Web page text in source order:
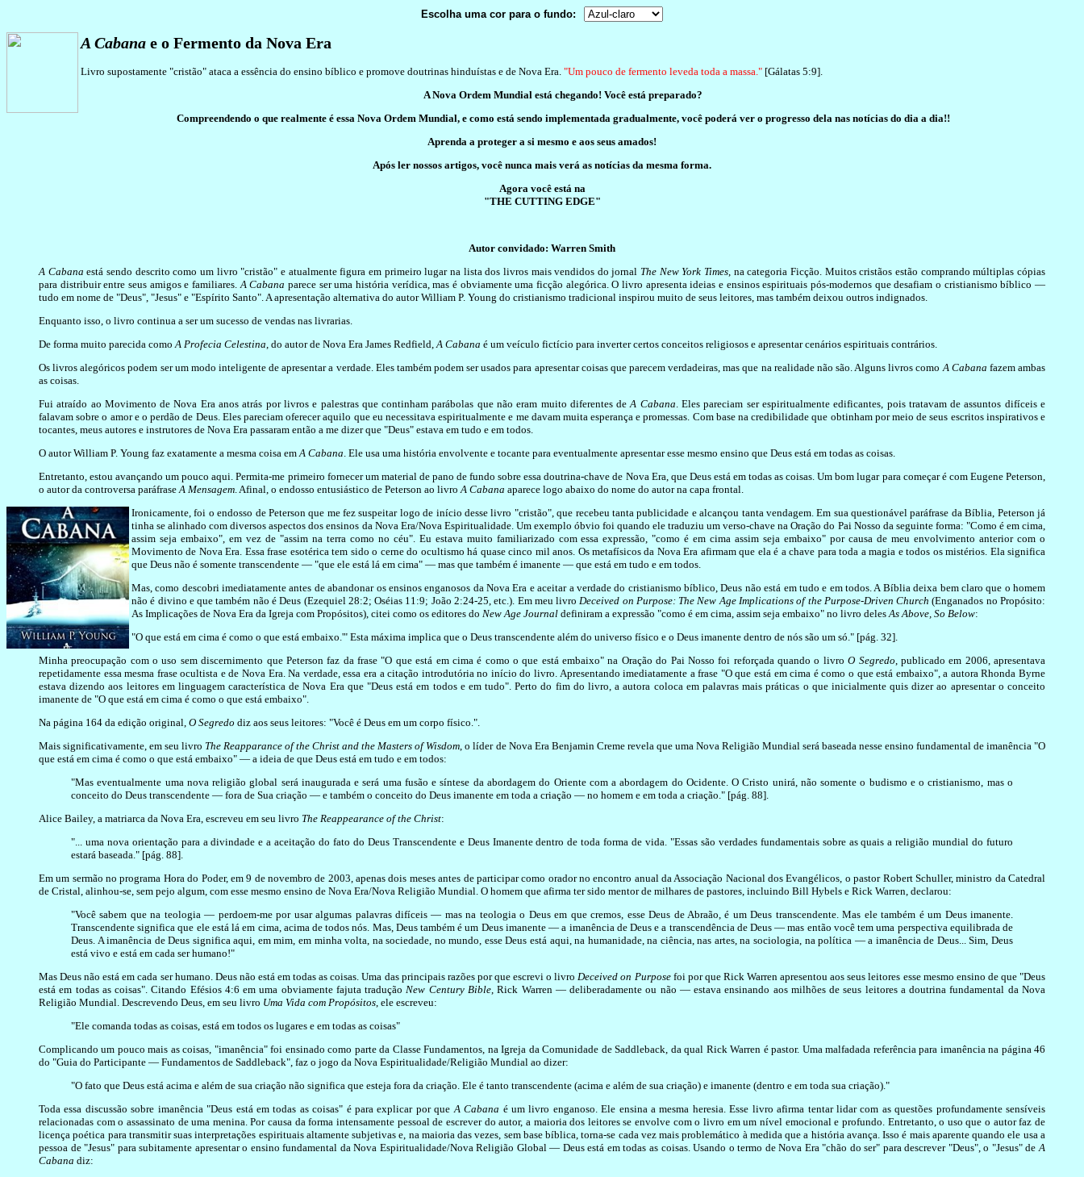
Escolha uma cor para o fundo:
A Cabana e o Fermento da Nova Era
Livro supostamente "cristão" ataca a essência do ensino bíblico e promove doutrinas hinduístas e de Nova Era. "Um pouco de fermento leveda toda a massa." [Gálatas 5:9].
A Nova Ordem Mundial está chegando! Você está preparado?
Compreendendo o que realmente é essa Nova Ordem Mundial, e como está sendo implementada gradualmente, você poderá ver o progresso dela nas notícias do dia a dia!!
Aprenda a proteger a si mesmo e aos seus amados!
Após ler nossos artigos, você nunca mais verá as notícias da mesma forma.
Agora você está na
"THE CUTTING EDGE"
Autor convidado: Warren Smith
A Cabana está sendo descrito como um livro "cristão" e atualmente figura em primeiro lugar na lista dos livros mais vendidos do jornal The New York Times, na categoria Ficção. Muitos cristãos estão comprando múltiplas cópias
para distribuir entre seus amigos e familiares.A Cabana parece ser uma história verídica, mas é obviamente uma ficção alegórica. O livro apresenta ideias e ensinos espirituais pós-modernos que desafiam o cristianismo bíblico —
tudo em nome de "Deus", "Jesus" e "Espírito Santo". A apresentação alternativa do autor William P. Young do cristianismo tradicional inspirou muito de seus leitores, mas também deixou outros indignados.
Enquanto isso, o livro continua a ser um sucesso de vendas nas livrarias.
De forma muito parecida comoA Profecia Celestina, do autor de Nova Era James Redfield,A Cabana é um veículo fictício para inverter certos conceitos religiosos e apresentar cenários espirituais contrários.
Os livros alegóricos podem ser um modo inteligente de apresentar a verdade. Eles também podem ser usados para apresentar coisas que parecem verdadeiras, mas que na realidade não são. Alguns livros comoA Cabana fazem ambas
as coisas.
Fui atraído ao Movimento de Nova Era anos atrás por livros e palestras que continham parábolas que não eram muito diferentes deA Cabana. Eles pareciam ser espiritualmente edificantes, pois tratavam de assuntos difíceis e
falavam sobre o amor e o perdão de Deus. Eles pareciam oferecer aquilo que eu necessitava espiritualmente e me davam muita esperança e promessas. Com base na credibilidade que obtinham por meio de seus escritos inspirativos e
tocantes, meus autores e instrutores de Nova Era passaram então a me dizer que "Deus" estava em tudo e em todos.
O autor William P. Young faz exatamente a mesma coisa emA Cabana. Ele usa uma história envolvente e tocante para eventualmente apresentar esse mesmo ensino que Deus está em todas as coisas.
Entretanto, estou avançando um pouco aqui. Permita-me primeiro fornecer um material de pano de fundo sobre essa doutrina-chave de Nova Era, que Deus está em todas as coisas. Um bom lugar para começar é com Eugene Peterson,
o autor da controversa paráfraseA Mensagem. Afinal, o endosso entusiástico de Peterson ao livroA Cabana aparece logo abaixo do nome do autor na capa frontal.
Ironicamente, foi o endosso de Peterson que me fez suspeitar logo de início desse livro "cristão", que recebeu tanta publicidade e alcançou tanta vendagem. Em sua questionável paráfrase da Bíblia, Peterson já
tinha se alinhado com diversos aspectos dos ensinos da Nova Era/Nova Espiritualidade. Um exemplo óbvio foi quando ele traduziu um verso-chave na Oração do Pai Nosso da seguinte forma: "Como é em cima,
assim seja embaixo", em vez de "assim na terra como no céu". Eu estava muito familiarizado com essa expressão, "como é em cima assim seja embaixo" por causa de meu envolvimento anterior com o
Movimento de Nova Era. Essa frase esotérica tem sido o cerne do ocultismo há quase cinco mil anos. Os metafísicos da Nova Era afirmam que ela é a chave para toda a magia e todos os mistérios. Ela significa
que Deus não é somente transcendente — "que ele está lá em cima" — mas que também é imanente — que está em tudo e em todos.
Mas, como descobri imediatamente antes de abandonar os ensinos enganosos da Nova Era e aceitar a verdade do cristianismo bíblico, Deus não está em tudo e em todos. A Bíblia deixa bem claro que o homem
não é divino e que também não é Deus (Ezequiel 28:2; Oséias 11:9; João 2:24-25, etc.). Em meu livroDeceived on Purpose: The New Age Implications of the Purpose-Driven Church (Enganados no Propósito:
As Implicações de Nova Era da Igreja com Propósitos), citei como os editores do New Age Journal definiram a expressão "como é em cima, assim seja embaixo" no livro delesAs Above, So Below:
"O que está em cima é como o que está embaixo.'" Esta máxima implica que o Deus transcendente além do universo físico e o Deus imanente dentro de nós são um só." [pág. 32].
Minha preocupação com o uso sem discernimento que Peterson faz da frase "O que está em cima é como o que está embaixo" na Oração do Pai Nosso foi reforçada quando o livroO Segredo, publicado em 2006, apresentava
repetidamente essa mesma frase ocultista e de Nova Era. Na verdade, essa era a citação introdutória no início do livro. Apresentando imediatamente a frase "O que está em cima é como o que está embaixo", a autora Rhonda Byrne
estava dizendo aos leitores em linguagem característica de Nova Era que "Deus está em todos e em tudo". Perto do fim do livro, a autora coloca em palavras mais práticas o que inicialmente quis dizer ao apresentar o conceito
imanente de "O que está em cima é como o que está embaixo".
Na página 164 da edição original, O Segredo diz aos seus leitores: "Você é Deus em um corpo físico.".
Mais significativamente, em seu livro The Reapparance of the Christ and the Masters of Wisdom, o líder de Nova Era Benjamin Creme revela que uma Nova Religião Mundial será baseada nesse ensino fundamental de imanência "O
que está em cima é como o que está embaixo" — a ideia de que Deus está em tudo e em todos:
"Mas eventualmente uma nova religião global será inaugurada e será uma fusão e síntese da abordagem do Oriente com a abordagem do Ocidente. O Cristo unirá, não somente o budismo e o cristianismo, mas o
conceito do Deus transcendente — fora de Sua criação — e também o conceito do Deus imanente em toda a criação — no homem e em toda a criação." [pág. 88].
Alice Bailey, a matriarca da Nova Era, escreveu em seu livro The Reappearance of the Christ:
"... uma nova orientação para a divindade e a aceitação do fato do Deus Transcendente e Deus Imanente dentro de toda forma de vida. "Essas são verdades fundamentais sobre as quais a religião mundial do futuro
estará baseada." [pág. 88].
Em um sermão no programa Hora do Poder, em 9 de novembro de 2003, apenas dois meses antes de participar como orador no encontro anual da Associação Nacional dos Evangélicos, o pastor Robert Schuller, ministro da Catedral
de Cristal, alinhou-se, sem pejo algum, com esse mesmo ensino de Nova Era/Nova Religião Mundial. O homem que afirma ter sido mentor de milhares de pastores, incluindo Bill Hybels e Rick Warren, declarou:
"Você sabem que na teologia — perdoem-me por usar algumas palavras difíceis — mas na teologia o Deus em que cremos, esse Deus de Abraão, é um Deus transcendente. Mas ele também é um Deus imanente.
Transcendente significa que ele está lá em cima, acima de todos nós. Mas, Deus também é um Deus imanente — a imanência de Deus e a transcendência de Deus — mas então você tem uma perspectiva equilibrada de
Deus. A imanência de Deus significa aqui, em mim, em minha volta, na sociedade, no mundo, esse Deus está aqui, na humanidade, na ciência, nas artes, na sociologia, na política — a imanência de Deus... Sim, Deus
está vivo e está em cada ser humano!"
Mas Deus não está em cada ser humano. Deus não está em todas as coisas. Uma das principais razões por que escrevi o livroDeceived on Purposefoi por que Rick Warren apresentou aos seus leitores esse mesmo ensino de que "Deus
está em todas as coisas". Citando Efésios 4:6 em uma obviamente fajuta traduçãoNew Century Bible, Rick Warren — deliberadamente ou não — estava ensinando aos milhões de seus leitores a doutrina fundamental da Nova
Religião Mundial. Descrevendo Deus, em seu livro Uma Vida com Propósitos, ele escreveu:
"Ele comanda todas as coisas, está em todos os lugares e em todas as coisas"
Complicando um pouco mais as coisas, "imanência" foi ensinado como parte da Classe Fundamentos, na Igreja da Comunidade de Saddleback, da qual Rick Warren é pastor. Uma malfadada referência para imanência na página 46
do "Guia do Participante — Fundamentos de Saddleback", faz o jogo da Nova Espiritualidade/Religião Mundial ao dizer:
"O fato que Deus está acima e além de sua criação não significa que esteja fora da criação. Ele é tanto transcendente (acima e além de sua criação) e imanente (dentro e em toda sua criação)."
Toda essa discussão sobre imanência "Deus está em todas as coisas" é para explicar por queA Cabana é um livro enganoso. Ele ensina a mesma heresia. Esse livro afirma tentar lidar com as questões profundamente sensíveis
relacionadas com o assassinato de uma menina. Por causa da forma intensamente pessoal de escrever do autor, a maioria dos leitores se envolve com o livro em um nível emocional e profundo. Entretanto, o uso que o autor faz de
licença poética para transmitir suas interpretações espirituais altamente subjetivas e, na maioria das vezes, sem base bíblica, torna-se cada vez mais problemático à medida que a história avança. Isso é mais aparente quando ele usa a
pessoa de "Jesus" para subitamente apresentar o ensino fundamental da Nova Espiritualidade/Nova Religião Global — Deus está em todas as coisas. Usando o termo de Nova Era "chão do ser" para descrever "Deus", o "Jesus" deA
Cabana diz: